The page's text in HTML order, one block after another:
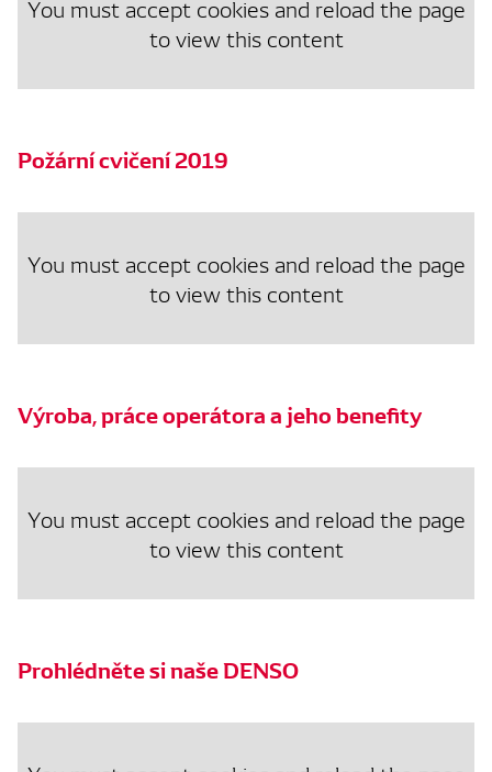
You must accept cookies and reload the page
to view this content
Požární cvičení 2019
You must accept cookies and reload the page
to view this content
Výroba, práce operátora a jeho benefity
You must accept cookies and reload the page
to view this content
Prohlédněte si naše DENSO